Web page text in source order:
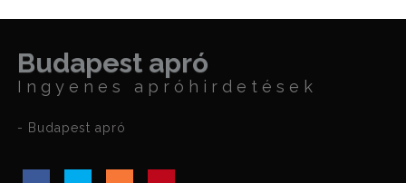
Budapest apró
Ingyenes apróhirdetések
- Budapest apró